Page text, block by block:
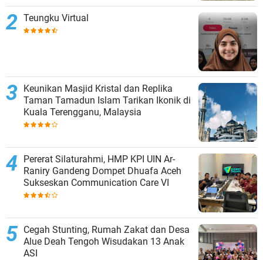
Teungku Virtual
Keunikan Masjid Kristal dan Replika
Taman Tamadun Islam Tarikan Ikonik di
Kuala Terengganu, Malaysia
Pererat Silaturahmi, HMP KPI UIN Ar-
Raniry Gandeng Dompet Dhuafa Aceh
Sukseskan Communication Care VI
Cegah Stunting, Rumah Zakat dan Desa
Alue Deah Tengoh Wisudakan 13 Anak
ASI